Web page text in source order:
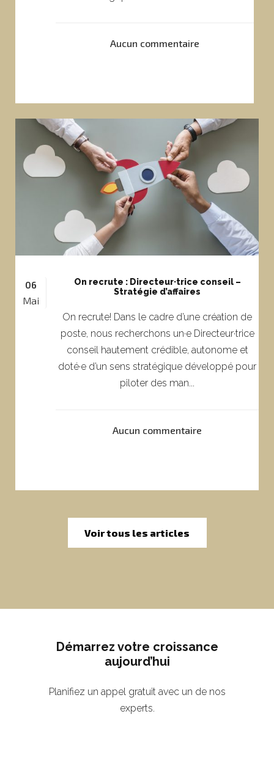
Aucun commentaire
06
Mai
On recrute : Directeur·trice conseil –
Stratégie d’affaires
On recrute! Dans le cadre d’une création de
poste, nous recherchons un·e Directeur·trice
conseil hautement crédible, autonome et
doté·e d’un sens stratégique développé pour
piloter des man...
Aucun commentaire
Voir tous les articles
Démarrez votre croissance
aujourd’hui
Planifiez un appel gratuit avec un de nos
experts.